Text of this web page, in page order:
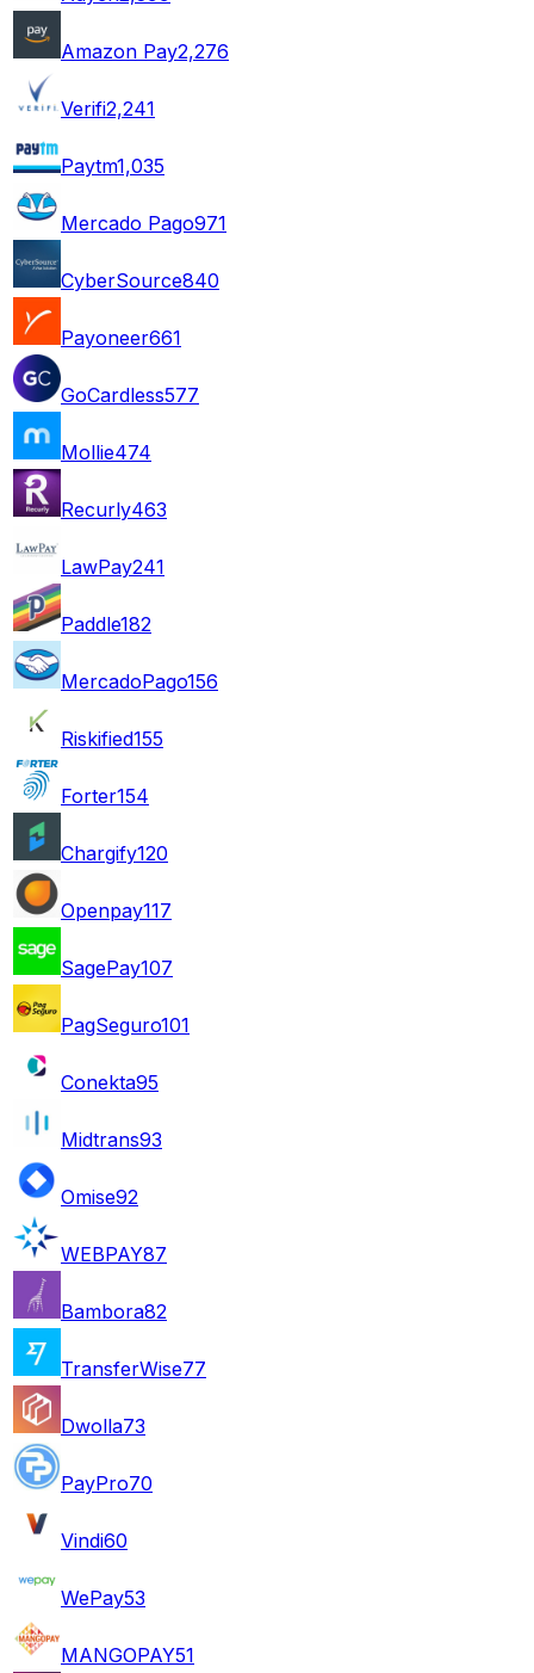
Amazon Pay2,276
Verifi2,241
Paytm1,035
Mercado Pago971
CyberSource840
Payoneer661
GoCardless577
Mollie474
Recurly463
LawPay241
Paddle182
MercadoPago156
Riskified155
Forter154
Chargify120
Openpay117
SagePay107
PagSeguro101
Conekta95
Midtrans93
Omise92
WEBPAY87
Bambora82
TransferWise77
Dwolla73
PayPro70
Vindi60
WePay53
MANGOPAY51